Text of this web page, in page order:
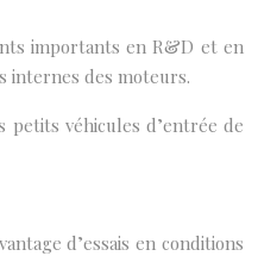
importants en R&D et en
internes des moteurs.
véhicules d’entrée de
d’essais en conditions